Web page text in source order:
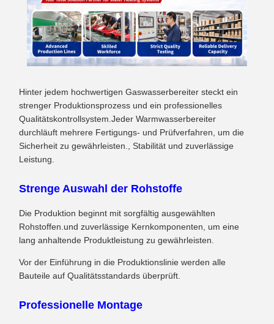
Hinter jedem hochwertigen Gaswasserbereiter steckt ein
strenger Produktionsprozess und ein professionelles
Qualitätskontrollsystem.Jeder Warmwasserbereiter
durchläuft mehrere Fertigungs- und Prüfverfahren, um die
Sicherheit zu gewährleisten., Stabilität und zuverlässige
Leistung.
Strenge Auswahl der Rohstoffe
Die Produktion beginnt mit sorgfältig ausgewählten
Rohstoffen.und zuverlässige Kernkomponenten, um eine
lang anhaltende Produktleistung zu gewährleisten.
Vor der Einführung in die Produktionslinie werden alle
Bauteile auf Qualitätsstandards überprüft.
Professionelle Montage